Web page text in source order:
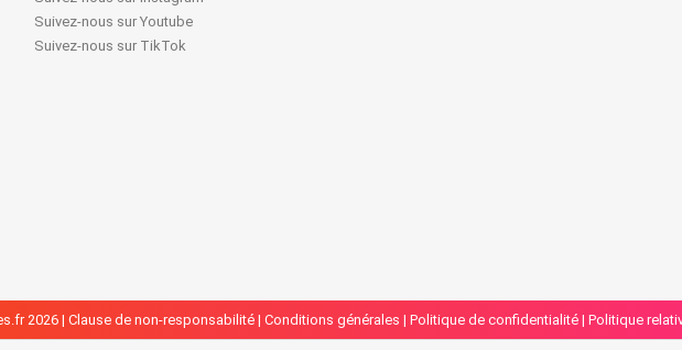
Suivez-nous sur Youtube
Suivez-nous sur TikTok
2026 | Clause de non-responsabilité | Conditions générales | Politique de confidentialité | Politique